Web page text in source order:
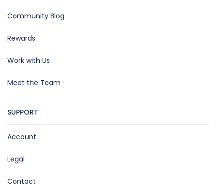
Community Blog
Rewards
Work with Us
Meet the Team
SUPPORT
Account
Legal
Contact